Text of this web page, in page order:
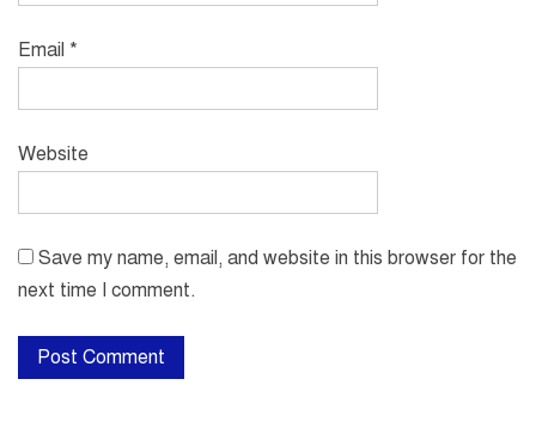
Email *
Website
Save my name, email, and website in this browser for the
next time I comment.